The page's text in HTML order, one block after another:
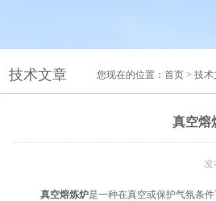
技术文章 您现在的位置： 首页 > 技术
真空熔
发
真空熔炼炉是一种在真空或保护气氛条